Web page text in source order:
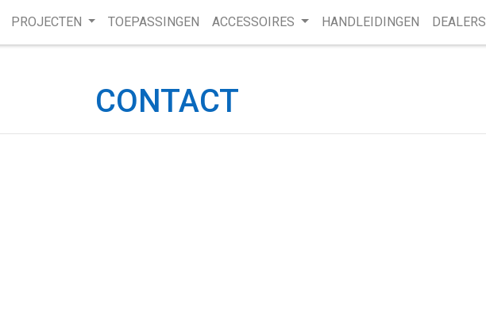
PROJECTEN TOEPASSINGEN ACCESSOIRES HANDLEIDINGEN DEALERS
CONTACT